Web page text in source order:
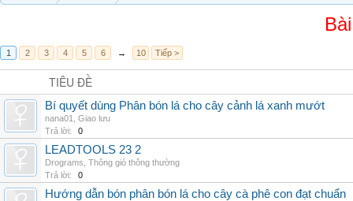
1 2 3 4 5 6 → 10 Tiếp >
TIÊU ĐỀ
Bí quyết dùng Phân bón lá cho cây cảnh lá xanh mướt
nana01
Giao lưu
Trả lời:
0
LEADTOOLS 23 2
Drograms Thông gió thông thường
Trả lời:
0
Hướng dẫn bón phân bón lá cho cây cà phê con đạt chuẩn